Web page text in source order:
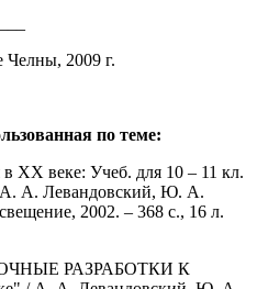
2009 г.
по теме:
XX веке: Учеб. для 10 – 11 кл.
А. А. Левандовский, Ю. А.
2002. – 368 с., 16 л.
РАЗРАБОТКИ К